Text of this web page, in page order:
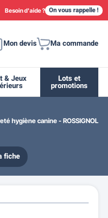
Besoin d'aide ? On vous rappelle !
Mon devis Ma commande
urbain
abris vélo moto
sécurité routière
- Pavoisement
sanitaire
de rangement
& Jeux Lots et
promotions
hygiène canine - ROSSIGNOL
fiche